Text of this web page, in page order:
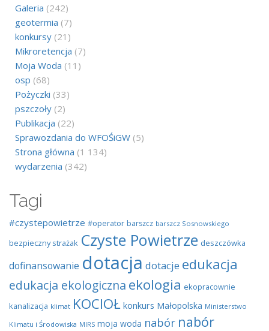
Galeria (242)
geotermia (7)
konkursy (21)
Mikroretencja (7)
Moja Woda (11)
osp (68)
Pożyczki (33)
pszczoły (2)
Publikacja (22)
Sprawozdania do WFOŚiGW (5)
Strona główna (1 134)
wydarzenia (342)
Tagi
#czystepowietrze #operator barszcz barszcz Sosnowskiego
bezpieczny strażak Czyste Powietrze deszczówka
dofinansowanie dotacja dotacje edukacja
edukacja ekologiczna ekologia ekopracownie
kanalizacja klimat KOCIOŁ konkurs Małopolska Ministerstwo
Klimatu i Środowiska MIRS moja woda nabór nabór